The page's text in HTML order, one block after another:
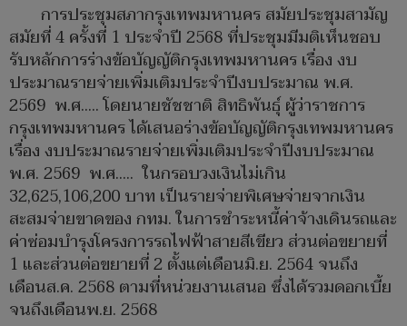
การประชุมสภากรุงเทพมหานคร สมัยประชุมสามัญ
สมัยที่ 4 ครั้งที่ 1 ประจำปี 2568 ที่ประชุมมีมติเห็นชอบ
รับหลักการร่างข้อบัญญัติกรุงเทพมหานคร เรื่อง งบ
ประมาณรายจ่ายเพิ่มเติมประจำปีงบประมาณ พ.ศ.
2569 พ.ศ..... โดยนายชัชชาติ สิทธิพันธุ์ ผู้ว่าราชการ
กรุงเทพมหานคร ได้เสนอร่างข้อบัญญัติกรุงเทพมหานคร
เรื่อง งบประมาณรายจ่ายเพิ่มเติมประจำปีงบประมาณ
พ.ศ. 2569 พ.ศ..... ในกรอบวงเงินไม่เกิน
32,625,106,200 บาท เป็นรายจ่ายพิเศษจ่ายจากเงิน
สะสมจ่ายขาดของ กทม. ในการชำระหนี้ค่าจ้างเดินรถและ
ค่าซ่อมบำรุงโครงการรถไฟฟ้าสายสีเขียว ส่วนต่อขยายที่
1 และส่วนต่อขยายที่ 2 ตั้งแต่เดือนมิ.ย. 2564 จนถึง
เดือนส.ค. 2568 ตามที่หน่วยงานเสนอ ซึ่งได้รวมดอกเบี้ย
จนถึงเดือนพ.ย. 2568